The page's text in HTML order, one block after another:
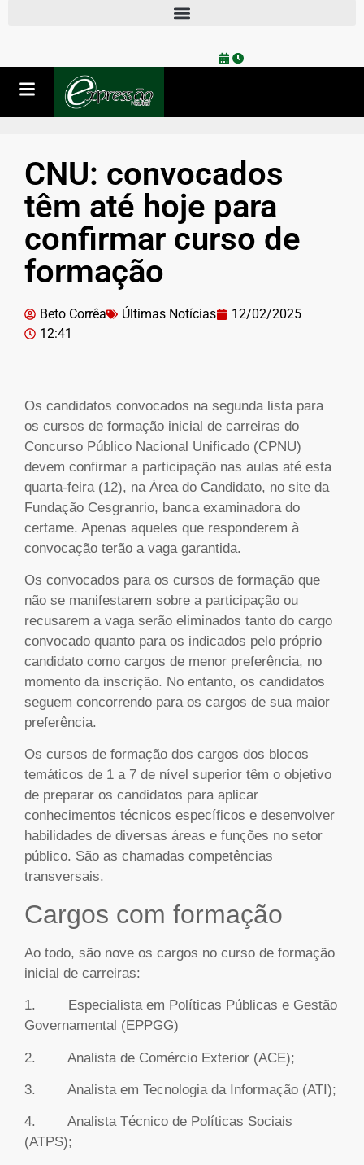
CNU: convocados
têm até hoje para
confirmar curso de
formação
Beto Corrêa Últimas Notícias
12/02/2025
12:41
Os candidatos convocados na segunda lista para
os cursos de formação inicial de carreiras do
Concurso Público Nacional Unificado (CPNU)
devem confirmar a participação nas aulas até esta
quarta-feira (12), na Área do Candidato, no site da
Fundação Cesgranrio, banca examinadora do
certame. Apenas aqueles que responderem à
convocação terão a vaga garantida.
Os convocados para os cursos de formação que
não se manifestarem sobre a participação ou
recusarem a vaga serão eliminados tanto do cargo
convocado quanto para os indicados pelo próprio
candidato como cargos de menor preferência, no
momento da inscrição. No entanto, os candidatos
seguem concorrendo para os cargos de sua maior
preferência.
Os cursos de formação dos cargos dos blocos
temáticos de 1 a 7 de nível superior têm o objetivo
de preparar os candidatos para aplicar
conhecimentos técnicos específicos e desenvolver
habilidades de diversas áreas e funções no setor
público. São as chamadas competências
transversais.
Cargos com formação
Ao todo, são nove os cargos no curso de formação
inicial de carreiras:
1. Especialista em Políticas Públicas e Gestão
Governamental (EPPGG)
2. Analista de Comércio Exterior (ACE);
3. Analista em Tecnologia da Informação (ATI);
4. Analista Técnico de Políticas Sociais
(ATPS);